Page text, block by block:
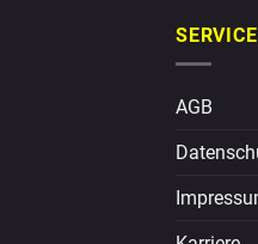
SERVICE
AGB